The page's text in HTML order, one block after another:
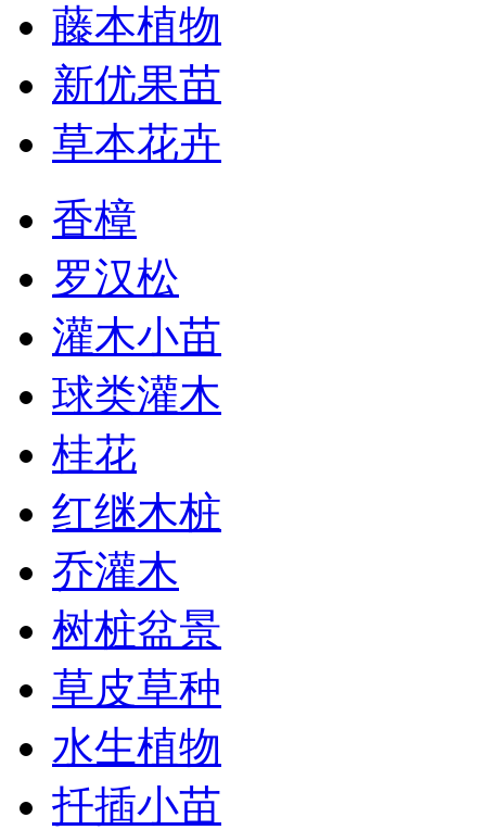
藤本植物
新优果苗
草本花卉
香樟
罗汉松
灌木小苗
球类灌木
桂花
红继木桩
乔灌木
树桩盆景
草皮草种
水生植物
扦插小苗